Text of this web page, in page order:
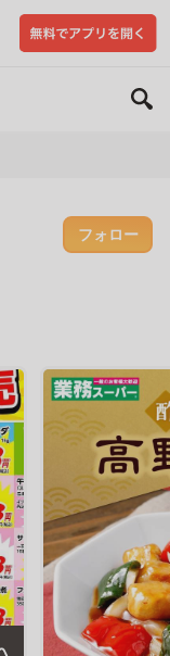
フォロー